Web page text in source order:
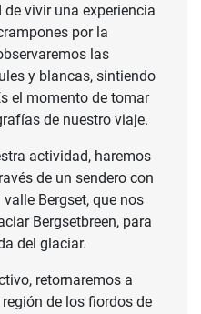
vivir una experiencia
por la
las
y blancas, sintiendo
el momento de tomar
de nuestro viaje.
actividad, haremos
de un sendero con
Bergset, que nos
Bergsetbreen, para
del glaciar.
retornaremos a
de los fiordos de